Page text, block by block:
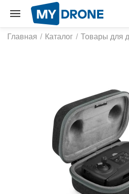
Главная / Каталог / Товары для